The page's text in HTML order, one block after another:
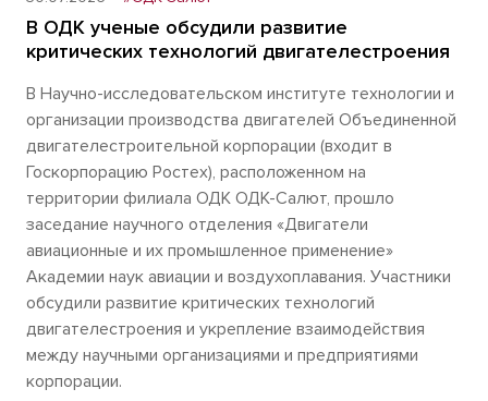
В ОДК ученые обсудили развитие
критических технологий двигателестроения
В Научно-исследовательском институте технологии и
организации производства двигателей Объединенной
двигателестроительной корпорации (входит в
Госкорпорацию Ростех), расположенном на
территории филиала ОДК ОДК-Салют, прошло
заседание научного отделения «Двигатели
авиационные и их промышленное применение»
Академии наук авиации и воздухоплавания. Участники
обсудили развитие критических технологий
двигателестроения и укрепление взаимодействия
между научными организациями и предприятиями
корпорации.